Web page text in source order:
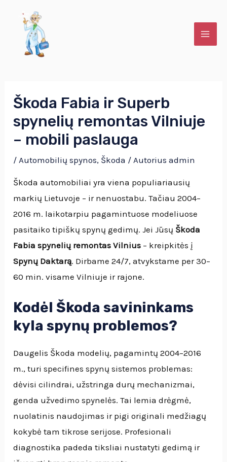
turinio
Škoda Fabia ir Superb
spynelių remontas Vilniuje
– mobili paslauga
/Automobilių spynos, Škoda / Autorius admin
Škoda automobiliai yra viena populiariausių
markių Lietuvoje – ir nenuostabu. Tačiau 2004–
2016 m. laikotarpiu pagamintuose modeliuose
pasitaiko tipiškų spynų gedimų. Jei Jūsų Škoda
Fabia spynelių remontas Vilnius – kreipkitės į
Spynų Daktarą. Dirbame 24/7, atvykstame per 30–
60 min. visame Vilniuje ir rajone.
Kodėl Škoda savininkams
kyla spynų problemos?
Daugelis Škoda modelių, pagamintų 2004–2016
m., turi specifines spynų sistemos problemas:
dėvisi cilindrai, užstringa durų mechanizmai,
genda užvedimo spynelės. Tai lemia drėgmė,
nuolatinis naudojimas ir pigi originali medžiagų
kokybė tam tikrose serijose. Profesionali
diagnostika padeda tiksliai nustatyti gedimą ir
navigation